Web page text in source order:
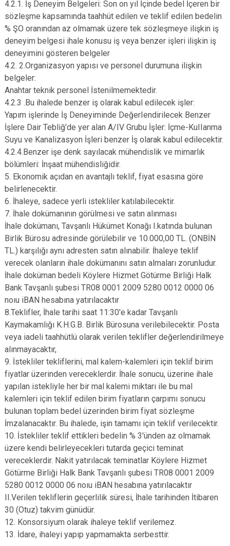
4.2.1. İş Deneyim Belgeleri: Son on yıl İçinde bedel İçeren bir
sözleşme kapsamında taahhüt edilen ve teklif edilen bedelin
% ŞO oranından az olmamak üzere tek sözleşmeye ilişkin iş
deneyim belgesi ihale konusu iş veya benzer işleri ilişkin iş
deneyimini gösteren belgeler
4.2. 2.Organizasyon yapısı ve personel durumuna ilişkin
belgeler:
Anahtar teknik personel İstenilmemektedir.
4.2.3 .Bu ihalede benzer iş olarak kabul edilecek işler:
Yapım işlerinde İş Deneyiminde DeğerIendirilecek Benzer
İşlere Dair Tebliğ'de yer alan A/IV Grubu İşler: İçme-KuIIanma
Suyu ve Kanalizasyon İşleri benzer İş olarak kabul edilecektir.
4.2.4.Benzer işe denk sayılacak mühendislik ve mimarlık
bölümleri: İnşaat mühendisliğidir.
5. Ekonomik açıdan en avantajlı teklif, fiyat esasına göre
belirlenecektir.
6. İhaleye, sadece yerli istekliler katılabilecektir.
7. İhale dokümanının görülmesi ve satın alınması
İhale dokümanı, Tavşanlı Hükümet Konağı I.katında bulunan
Birlik Bürosu adresinde görülebilir ve 10.000,00 TL. (ONBİN
TL.) karşılığı aynı adresten satın alınabilir. İhaleye teklif
verecek olanların ihale dokümanını satın almaları zorunludur.
İhale doküman bedeli Köylere Hizmet Götürme Birliği Halk
Bank Tavşanlı şubesi TR08 0001 2009 5280 0012 0000 06
noıu iBAN hesabına yatırılacaktır
8.Teklifler, İhale tarihi saat 11:30'e kadar Tavşanlı
Kaymakamlığı K.H.G.B. Birlik Bürosuna verilebilecektir. Posta
veya iadeli taahhütlü olarak verilen teklifler değerlendirilmeye
alınmayacaktır,
9. İstekliler tekliflerini, mal kalem-kalemleri için teklif birim
fiyatlar üzerinden vereceklerdir. İhale sonucu, üzerine ihale
yapılan istekliyle her bir mal kalemi miktarı ile bu mal
kalemleri için teklif edilen birim fiyatların çarpımı sonucu
bulunan toplam bedel üzerinden birim fiyat sözleşme
İmzalanacaktır. Bu ihalede, işin tamamı için teklif verilecektir.
10. İstekliler teklif ettikleri bedelin % 3'ünden az olmamak
üzere kendi belirleyecekleri tutarda geçici teminat
vereceklerdir. Nakit yatırılacak teminatlar Köylere Hizmet
Götürme Birliği Halk Bank Tavşanlı şubesi TR08 0001 2009
5280 0012 0000 06 noıu iBAN hesabına yatırılacaktır
II.Verilen tekliflerin geçerlilik süresi, İhale tarihinden İtibaren
30 (Otuz) takvim günüdür.
12. Konsorsiyum olarak ihaleye teklif verilemez.
13. İdare, ihaleyi yapıp yapmamakta serbesttir.